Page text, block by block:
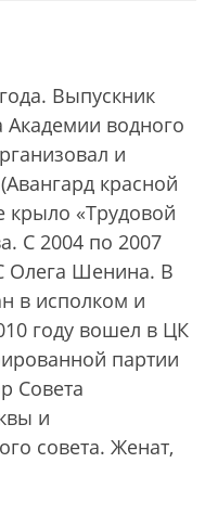
Выпускник
Академии водного
и
красной
«Трудовой
С 2004 по 2007
Олега Шенина. В
в исполком и
году вошел в ЦК
партии
Совета
и
совета. Женат,